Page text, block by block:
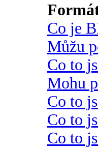
Co je
Můžu
Co to
Mohu
Co to
Co to
Co to